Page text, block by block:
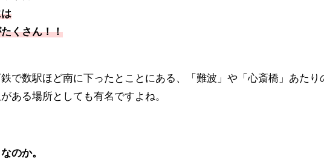
くさん！！
で数駅ほど南に下ったとことにある、「難波」や「心斎橋」あたり
ある場所としても有名ですよね。
のか。